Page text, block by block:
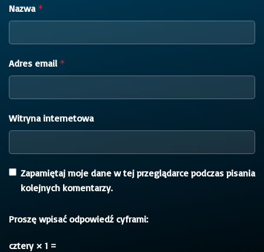
Nazwa *
Adres email *
Witryna internetowa
Zapamiętaj moje dane w tej przeglądarce podczas pisania
kolejnych komentarzy.
Proszę wpisać odpowiedź cyframi:
cztery × 1 =